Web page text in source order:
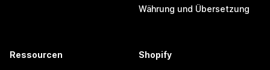
Währung und Übersetzung
Ressourcen Shopify